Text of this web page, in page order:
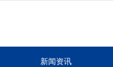
新闻资讯